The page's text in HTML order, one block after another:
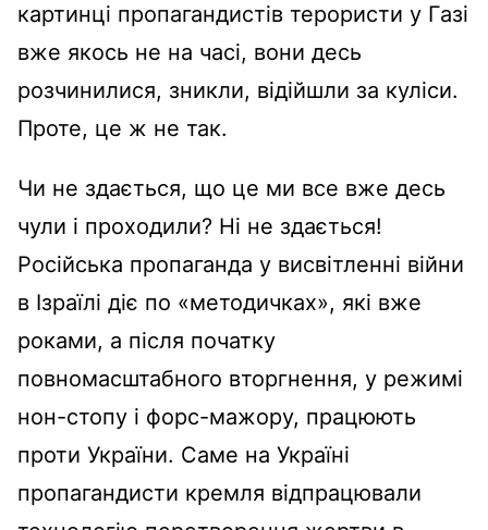
картинці пропагандистів терористи у Газі
вже якось не на часі, вони десь
розчинилися, зникли, відійшли за куліси.
Проте, це ж не так.
Чи не здається, що це ми все вже десь
чули і проходили? Ні не здається!
Російська пропаганда у висвітленні війни
в Ізраїлі діє по «методичках», які вже
роками, а після початку
повномасштабного вторгнення, у режимі
нон-стопу і форс-мажору, працюють
проти України. Саме на Україні
пропагандисти кремля відпрацювали